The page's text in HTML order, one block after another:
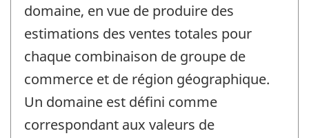
domaine, en vue de produire des
estimations des ventes totales pour
chaque combinaison de groupe de
commerce et de région géographique.
Un domaine est défini comme
correspondant aux valeurs de